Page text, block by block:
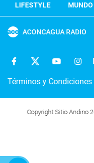
LIFESTYLE
MUNDO
ACONCAGUA RADIO
Términos y Condiciones
Copyright Sitio Andino